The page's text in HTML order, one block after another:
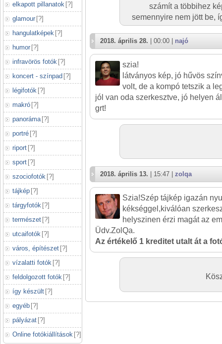
elkapott pillanatok [?]
glamour [?]
hangulatképek [?]
humor [?]
infravörös fotók [?]
koncert - színpad [?]
légifotók [?]
makró [?]
panoráma [?]
portré [?]
riport [?]
sport [?]
szociofotók [?]
tájkép [?]
tárgyfotók [?]
természet [?]
utcaifotók [?]
város, építészet [?]
vízalatti fotók [?]
feldolgozott fotók [?]
így készült [?]
egyéb [?]
pályázat [?]
Online fotókiállítások [?]
számít a többihez
semennyire nem jött be,
2018. április 28. | 00:00 | najó
szia!
látványos kép, jó hűvös
volt, de a kompó tetszik a
jól van oda szerkesztve, jó helyen
grt!
2018. április 13. | 15:47 | zolqa
Szia!Szép tájkép igazán
kékséggel,kiválóan
helyszinen érzi magát az
Üdv.ZolQa.
Az értékelő 1 kreditet utalt át a